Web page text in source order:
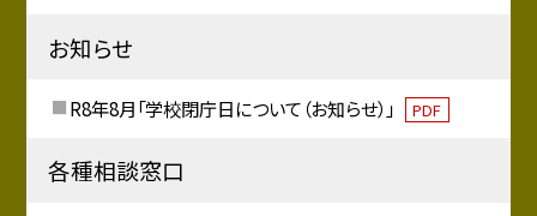
お知らせ
R8年8月「学校閉庁日について（お知らせ）」 PDF
各種相談窓口